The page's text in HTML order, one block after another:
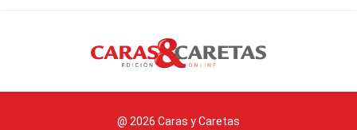
@ 2026 Caras y Caretas